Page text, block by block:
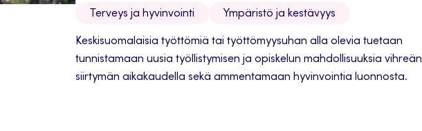
Terveys ja hyvinvointi Ympäristö ja kestävyys
Keskisuomalaisia työttömiä tai työttömyysuhan alla olevia tuetaan
tunnistamaan uusia työllistymisen ja opiskelun mahdollisuuksia vihreän
siirtymän aikakaudella sekä ammentamaan hyvinvointia luonnosta.